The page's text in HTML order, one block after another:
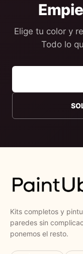
Elige tu color y
Todo lo
Kits completos y
paredes sin
ponemos el resto.